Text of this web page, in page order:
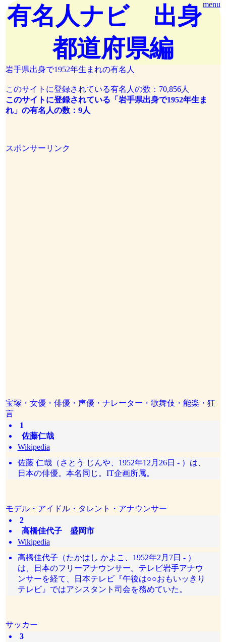
menu
有名人ナビ 出身
都道府県編
岩手県出身で1952年生まれの有名人
このサイトに登録されている有名人の数：70,856人
このサイトに登録されている「岩手県出身で1952年生ま
れ」の有名人の数：9人
スポンサーリンク
宝塚・女優・俳優・声優・ナレーター・歌舞伎・能楽・狂
言
1
佐藤仁哉
Wikipedia
佐藤 仁哉（さとう じんや、1952年12月26日 - ）は、
日本の俳優。本名同じ。IT企画所属。
モデル・アイドル・タレント・アナウンサー
2
高橋佳代子 盛岡市
Wikipedia
高橋佳代子（たかはし かよこ、1952年2月7日 - ）
は、日本のフリーアナウンサー。テレビ岩手アナウ
ンサーを経て、日本テレビ『午後は○○おもいッきり
テレビ』ではアシスタント司会を務めていた。
サッカー
3